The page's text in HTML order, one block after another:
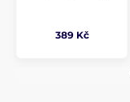
389 Kč